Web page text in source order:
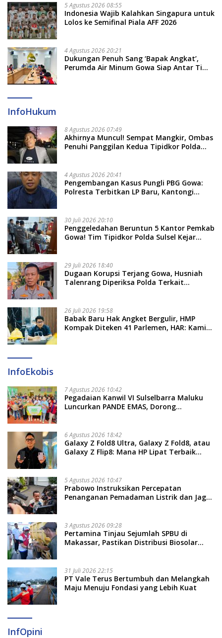
5 Agustus 2026 08:55
Indonesia Wajib Kalahkan Singapura untuk
Lolos ke Semifinal Piala AFF 2026
4 Agustus 2026 20:21
Dukungan Penuh Sang ‘Bapak Angkat’,
Perumda Air Minum Gowa Siap Antar Tim
InfoHukum
8 Agustus 2026 07:49
Akhirnya Muncul! Sempat Mangkir, Ombas
Penuhi Panggilan Kedua Tipidkor Polda
4 Agustus 2026 20:41
Pengembangan Kasus Pungli PBG Gowa:
Polresta Terbitkan LP Baru, Kantongi
30 Juli 2026 20:10
Penggeledahan Beruntun 5 Kantor Pemkab
Gowa! Tim Tipidkor Polda Sulsel Kejar
29 Juli 2026 18:40
Dugaan Korupsi Terjang Gowa, Husniah
Talenrang Diperiksa Polda Terkait
26 Juli 2026 19:58
​Babak Baru Hak Angket Bergulir, HMP
Kompak Diteken 41 Parlemen, HAR: Kami
InfoEkobis
7 Agustus 2026 10:42
Pegadaian Kanwil VI Sulselbarra Maluku
Luncurkan PANDE EMAS, Dorong
6 Agustus 2026 18:42
Galaxy Z Fold8 Ultra, Galaxy Z Fold8, atau
Galaxy Z Flip8: Mana HP Lipat Terbaik
5 Agustus 2026 10:47
Prabowo Instruksikan Percepatan
Penanganan Pemadaman Listrik dan Jaga
3 Agustus 2026 09:28
Pertamina Tinjau Sejumlah SPBU di
Makassar, Pastikan Distribusi Biosolar
31 Juli 2026 22:15
PT Vale Terus Bertumbuh dan Melangkah
Maju Menuju Fondasi yang Lebih Kuat
InfOpini